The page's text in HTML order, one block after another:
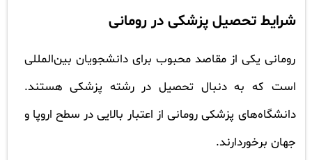
شرایط تحصیل پزشکی در رومانی
رومانی یکی از مقاصد محبوب برای دانشجویان بین‌المللی
است که به دنبال تحصیل در رشته پزشکی هستند.
دانشگاه‌های پزشکی رومانی از اعتبار بالایی در سطح اروپا و
جهان برخوردارند.